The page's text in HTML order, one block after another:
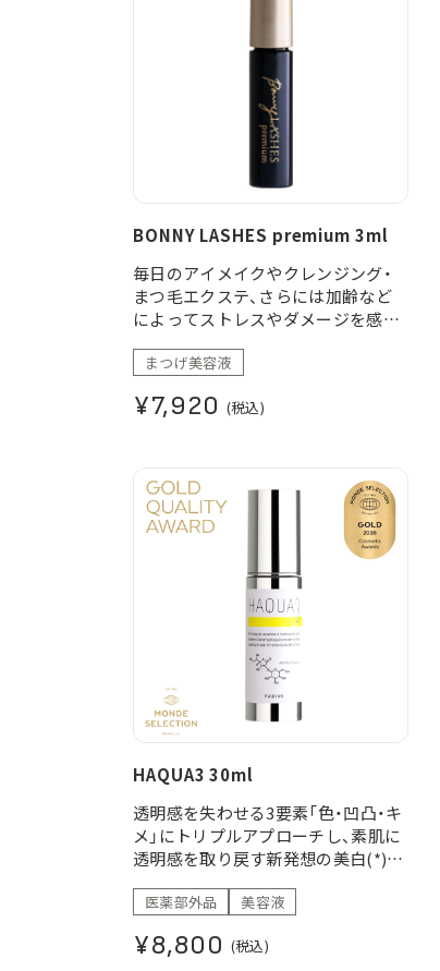
BONNY LASHES premium 3ml
毎日のアイメイクやクレンジング・
まつ毛エクステ、さらには加齢など
によってストレスやダメージを感じ
まつげ美容液
¥7,920 (税込)
HAQUA3 30ml
透明感を失わせる3要素「色・凹凸・キ
メ」にトリプルアプローチし、素肌に
透明感を取り戻す新発想の美白(*)美
(*)メラニンの生成を抑え、シミ・そば
医薬部外品 美容液
¥8,800 (税込)